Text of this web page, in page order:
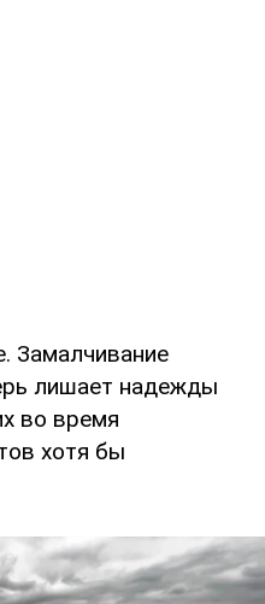
Замалчивание
лишает надежды
во время
хотя бы